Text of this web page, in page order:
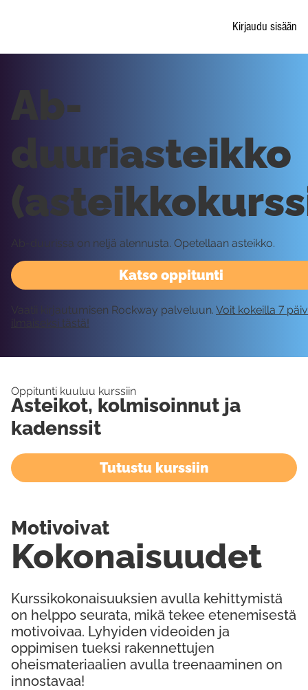
Kirjaudu sisään
Katso oppitunti
Ab-
duuriasteikko
Ab-duurissa on neljä alennusta. Opetellaan asteikko.
Vaatii kirjautumisen Rockway palveluun. Voit kokeilla 7
ilmaiseksi tästä!
Oppitunti kuuluu kurssiin
Asteikot, kolmisoinnut ja
kadenssit
Tutustu kurssiin
Kurssikokonaisuuksien avulla kehittymistä
on helppo seurata, mikä tekee etenemisestä
motivoivaa. Lyhyiden videoiden ja
oppimisen tueksi rakennettujen
oheismateriaalien avulla treenaaminen on
innostavaa!
Kokonaisuudet
Motivoivat